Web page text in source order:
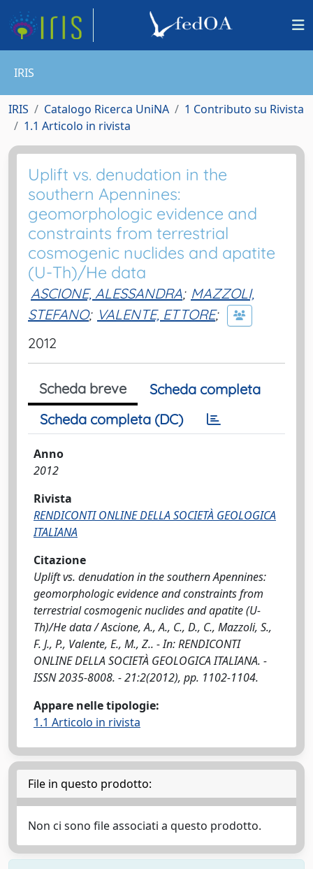
IRIS
IRIS Catalogo Ricerca UniNA
1 Contributo su Rivista
1.1 Articolo in rivista
Uplift vs. denudation in the
southern Apennines:
geomorphologic evidence and
constraints from terrestrial
cosmogenic nuclides and apatite
(U-Th)/He data
ASCIONE, ALESSANDRA; MAZZOLI,
STEFANO; VALENTE, ETTORE;
2012
Scheda breve
Scheda completa
Scheda completa (DC)
Anno
2012
Rivista
RENDICONTI ONLINE DELLA SOCIETÀ GEOLOGICA
ITALIANA
Citazione
Uplift vs. denudation in the southern Apennines:
geomorphologic evidence and constraints from
terrestrial cosmogenic nuclides and apatite (U-
Th)/He data / Ascione, A., A., C., D., C., Mazzoli, S.,
F. J., P., Valente, E., M., Z.. - In: RENDICONTI
ONLINE DELLA SOCIETÀ GEOLOGICA ITALIANA. -
ISSN 2035-8008. - 21:2(2012), pp. 1102-1104.
Appare nelle tipologie:
1.1 Articolo in rivista
File in questo prodotto:
Non ci sono file associati a questo prodotto.